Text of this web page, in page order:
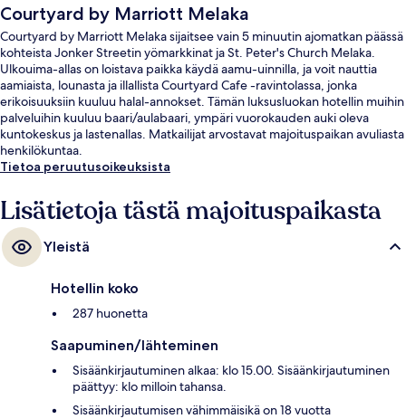
Courtyard by Marriott Melaka
Courtyard by Marriott Melaka sijaitsee vain 5 minuutin ajomatkan päässä
kohteista Jonker Streetin yömarkkinat ja St. Peter's Church Melaka.
Ulkouima-allas on loistava paikka käydä aamu-uinnilla, ja voit nauttia
aamiaista, lounasta ja illallista Courtyard Cafe -ravintolassa, jonka
erikoisuuksiin kuuluu halal-annokset. Tämän luksusluokan hotellin muihin
palveluihin kuuluu baari/aulabaari, ympäri vuorokauden auki oleva
kuntokeskus ja lastenallas. Matkailijat arvostavat majoituspaikan avuliasta
henkilökuntaa.
Tietoa peruutusoikeuksista
Lisätietoja tästä majoituspaikasta
Yleistä
Hotellin koko
287 huonetta
Saapuminen/lähteminen
Sisäänkirjautuminen alkaa: klo 15.00. Sisäänkirjautuminen
päättyy: klo milloin tahansa.
Sisäänkirjautumisen vähimmäisikä on 18 vuotta